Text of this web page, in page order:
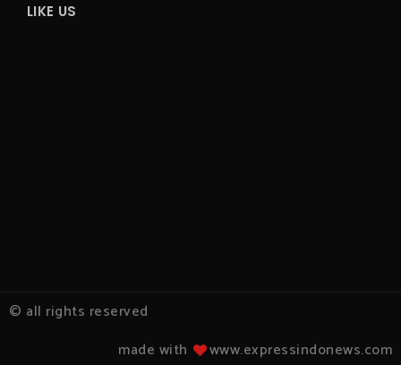
LIKE US
© all rights reserved
made with
www.expressindonews.com